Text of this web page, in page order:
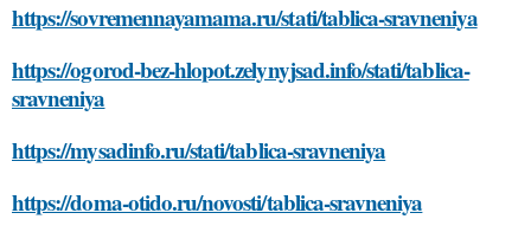
https://sovremennayamama.ru/stati/tablica-sravneniya
https://ogorod-bez-hlopot.zelynyjsad.info/stati/tablica-
sravneniya
https://mysadinfo.ru/stati/tablica-sravneniya
https://doma-otido.ru/novosti/tablica-sravneniya